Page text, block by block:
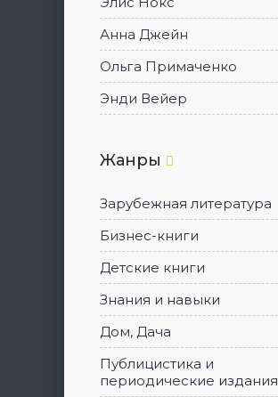
Анна Джейн
Ольга Примаченко
Энди Вейер
Жанры
Зарубежная литература
Бизнес-книги
Детские книги
Знания и навыки
Дом, Дача
Публицистика и
периодические издания